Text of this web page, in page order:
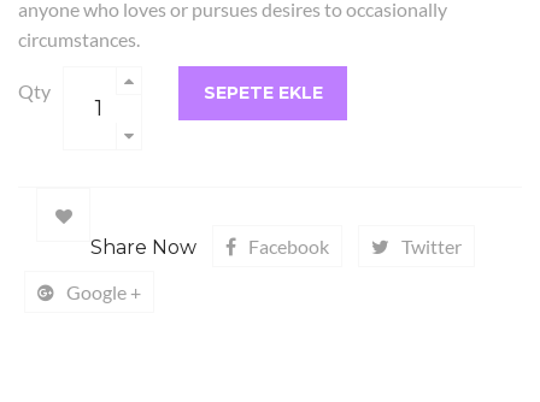
anyone who loves or pursues desires to occasionally
circumstances.
Qty SEPETE EKLE
Add
Share Now Facebook
Twitter
Google +